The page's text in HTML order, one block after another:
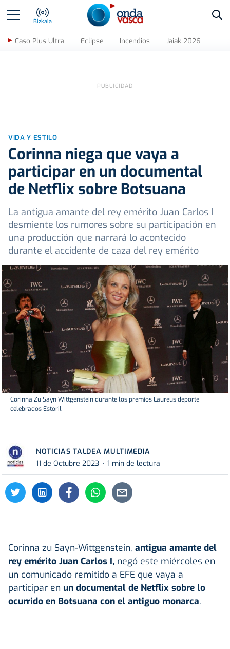
Bizkaia
Caso Plus Ultra Eclipse Incendios Jaiak 2026
VIDA Y ESTILO
Corinna niega que vaya a
participar en un documental
de Netflix sobre Botsuana
La antigua amante del rey emérito Juan Carlos I
desmiente los rumores sobre su participación en
una producción que narrará lo acontecido
durante el accidente de caza del rey emérito
Corinna Zu Sayn Wittgenstein durante los premios Laureus deporte
celebrados Estoril
NOTICIAS TALDEA MULTIMEDIA
11 de Octubre 2023
1 min de lectura
Corinna zu Sayn-Wittgenstein, antigua amante del
rey emérito Juan Carlos I, negó este miércoles en
un comunicado remitido a EFE que vaya a
participar en un documental de Netflix sobre lo
ocurrido en Botsuana con el antiguo monarca.